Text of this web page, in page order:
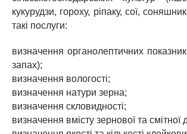
кукурудзи, гороху, ріпаку, сої,
такі послуги:
визначення органолептичних
запах);
визначення вологості;
визначення натури зерна;
визначення скловидності;
визначення вмісту зернової та смітної